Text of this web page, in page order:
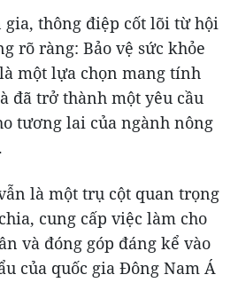
thông điệp cốt lõi từ hội
rõ ràng: Bảo vệ sức khỏe
một lựa chọn mang tính
đã trở thành một yêu cầu
tương lai của ngành nông
là một trụ cột quan trọng
cung cấp việc làm cho
và đóng góp đáng kể vào
của quốc gia Đông Nam Á
Bills Or Loans?
Immediately